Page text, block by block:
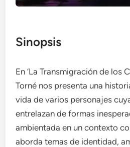
Sinopsis
En ‘La Transmigración de los
Torné nos presenta una
vida de varios personajes
entrelazan de formas
ambientada en un contexto
aborda temas de identidad,